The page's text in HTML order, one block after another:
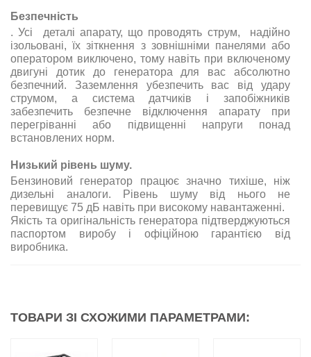
Безпечність
. Усі деталі апарату, що проводять струм, надійно
ізольовані, їх зіткнення з зовнішніми панелями або
оператором виключено, тому навіть при включеному
двигуні дотик до генератора для вас абсолютно
безпечний. Заземлення убезпечить вас від удару
струмом, а система датчиків і запобіжників
забезпечить безпечне відключення апарату при
перегріванні або підвищенні напруги понад
встановлених норм.
Низький рівень шуму.
Бензиновий генератор працює значно тихіше, ніж
дизельні аналоги. Рівень шуму від нього не
перевищує 75 дБ навіть при високому навантаженні.
Якість та оригінальність генератора підтверджуються
паспортом виробу і офіційною гарантією від
виробника.
ТОВАРИ ЗІ СХОЖИМИ ПАРАМЕТРАМИ: